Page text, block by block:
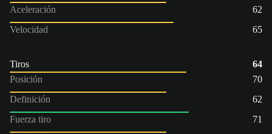
Aceleración
62
Velocidad
65
Tiros
64
Posición
70
Definición
62
Fuerza tiro
71